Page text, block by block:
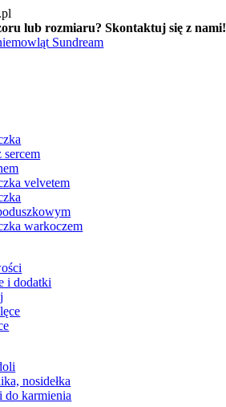
to
content
lub rozmiaru? Skontaktuj się z nami!
sercem
velvetem
warkoczem
i dodatki
nosidełka
do karmienia